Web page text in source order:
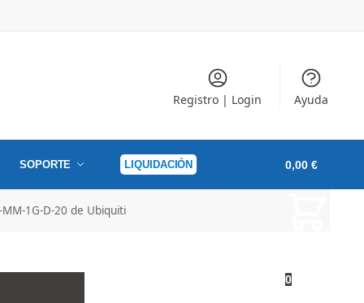
Registro | Login Ayuda
SOPORTE LIQUIDACIÓN 0,00 €
0
1G-D-20 de Ubiquiti